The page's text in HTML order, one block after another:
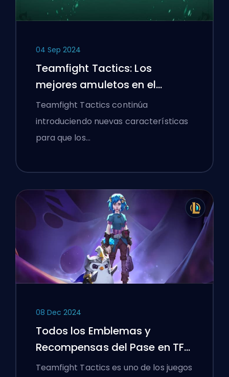
04 Sep 2024
Teamfight Tactics: Los
mejores amuletos en el
Conjunto 12
Teamfight Tactics continúa
introduciendo nuevas características
para que los…
08 Dec 2024
Todos los Emblemas y
Recompensas del Pase en TFT
Set 13
Teamfight Tactics es uno de los juegos